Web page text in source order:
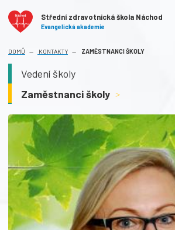
Střední zdravotnická škola Náchod
Evangelická akademie
DOMŮ KONTAKTY ZAMĚSTNANCI ŠKOLY(AKTUÁLNÍ)
Vedení školy
Zaměstnanci školy >